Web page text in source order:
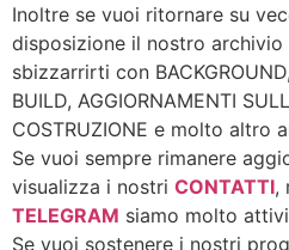
Inoltre se vuoi ritornare su
disposizione il nostro
sbizzarrirti con
BUILD, AGGIORNAMENTI
COSTRUZIONE e molto altro
Se vuoi sempre rimanere
visualizza i nostri CONTATTI,
TELEGRAM siamo molto attivi
Se vuoi sostenere i nostri